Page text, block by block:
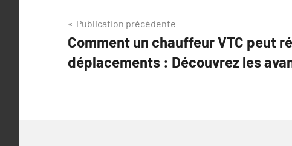
Navigation
de
l’article
Publication précédente
Comment un chauffeur VTC peut
déplacements : Découvrez les